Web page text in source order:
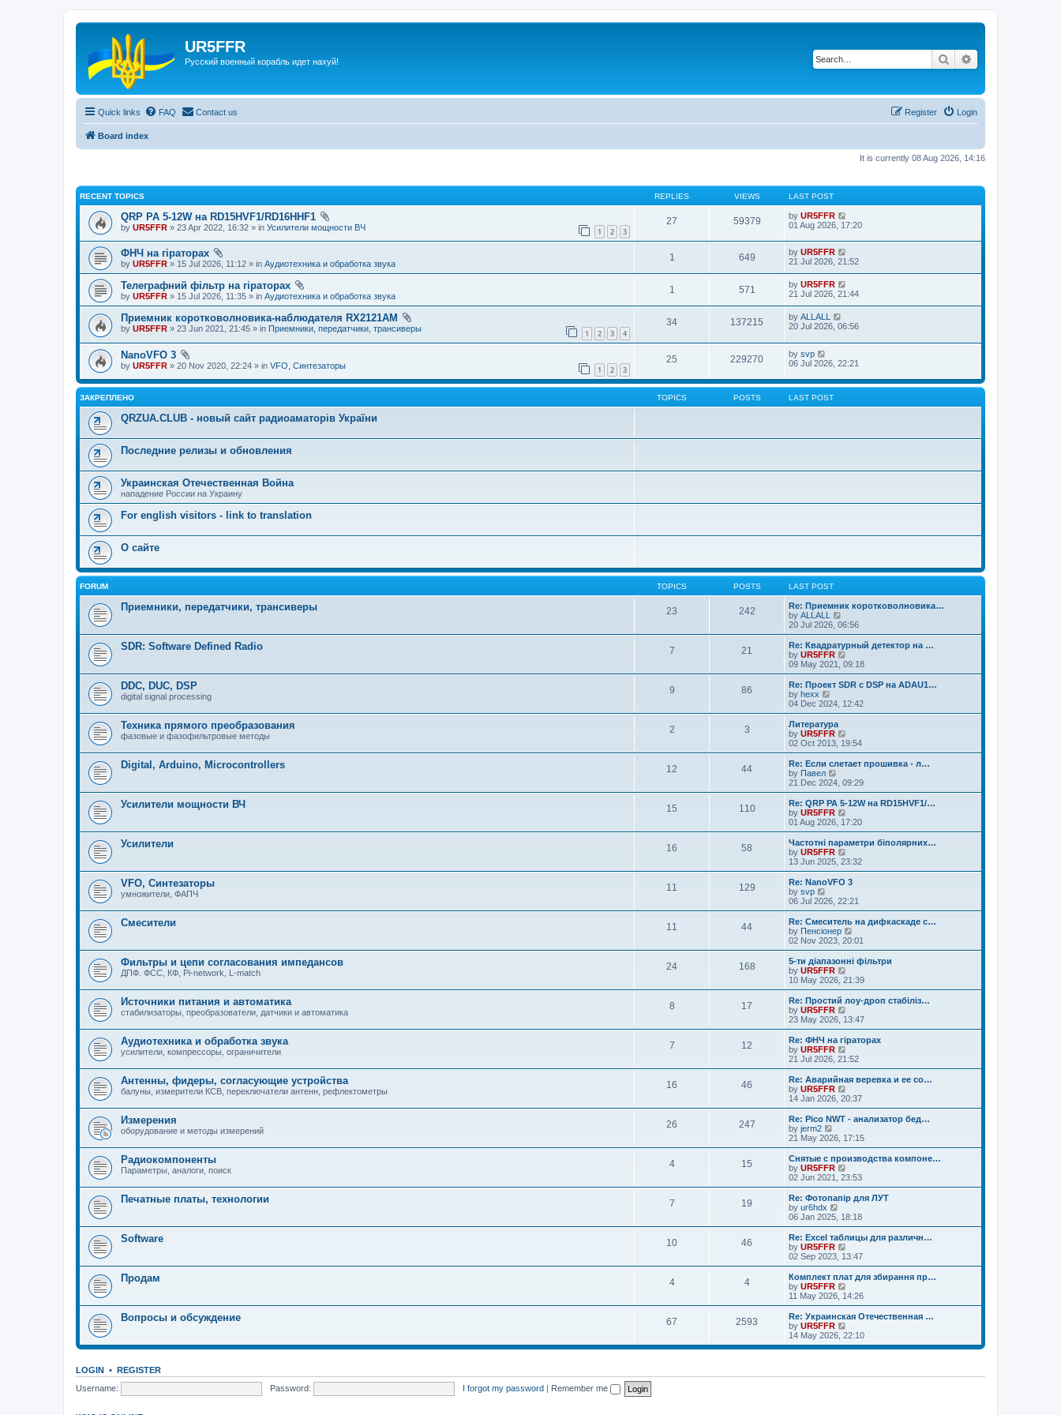
UR5FFR
Русский военный корабль идет нахуй! Search
Quick links FAQ Contact us Login
Register
Board index
It is currently 08 Aug 2026, 14:16
RECENT TOPICS REPLIES VIEWS LAST POST
QRP PA 5-12W на RD15HVF1/RD16HHF1
1 2 3
by UR5FFR » 23 Apr 2022, 16:32 » in Усилители мощности ВЧ
27 59379 by UR5FFR
01 Aug 2026, 17:20
ФНЧ на гіраторах
by UR5FFR » 15 Jul 2026, 11:12 » in Аудиотехника и обработка звука
1 649 by UR5FFR
21 Jul 2026, 21:52
Телеграфний фільтр на гіраторах
by UR5FFR » 15 Jul 2026, 11:35 » in Аудиотехника и обработка звука
1 571 by UR5FFR
21 Jul 2026, 21:44
Приемник коротковолновика-наблюдателя RX2121AM
1 2 3 4
by UR5FFR » 23 Jun 2021, 21:45 » in Приемники, передатчики, трансиверы
34 137215 by ALLALL
20 Jul 2026, 06:56
NanoVFO 3
1 2 3
by UR5FFR » 20 Nov 2020, 22:24 » in VFO, Синтезаторы
25 229270 by svp
06 Jul 2026, 22:21
ЗАКРЕПЛЕНО TOPICS POSTS LAST POST
QRZUA.CLUB - новый сайт радиоаматорів України
Последние релизы и обновления
Украинская Отечественная Война
нападение России на Украину
For english visitors - link to translation
О сайте
FORUM TOPICS POSTS LAST POST
Приемники, передатчики, трансиверы 23 242
Re: Приемник коротковолновика…
by ALLALL
i
e
w
t
h
e
l
a
t
e
t
p
o
s
t
20 Jul 2026, 06:56
SDR: Software Defined Radio 7 21
Re: Квадратурный детектор на …
by UR5FFR
i
e
w
h
e
t
e
t
p
o
s
t
09 May 2021, 09:18
DDC, DUC, DSP
digital signal processing
9 86
Re: Проект SDR с DSP на ADAU1…
by hexx
i
e
w
t
h
e
l
a
t
e
s
t
p
o
s
t
04 Dec 2024, 12:42
Техника прямого преобразования
фазовые и фазофильтровые методы
2 3
Литература
by UR5FFR
i
e
w
h
e
l
a
t
e
t
p
o
s
t
02 Oct 2013, 19:54
Digital, Arduino, Microcontrollers 12 44
Re: Если слетает прошивка - л…
by Павел
i
e
w
t
h
e
l
a
t
e
s
t
p
o
s
t
21 Dec 2024, 09:29
Усилители мощности ВЧ 15 110
Re: QRP PA 5-12W на RD15HVF1/…
by UR5FFR
i
e
w
h
e
l
a
t
e
t
p
o
s
t
01 Aug 2026, 17:20
Усилители 16 58
Частотні параметри біполярних…
by UR5FFR
i
e
w
h
e
l
a
t
e
t
p
o
s
t
13 Jun 2025, 23:32
VFO, Синтезаторы
умножители, ФАПЧ
11 129
Re: NanoVFO 3
by svp
i
e
w
t
h
e
l
a
t
e
t
p
o
s
t
06 Jul 2026, 22:21
Смесители 11 44
Re: Смеситель на дифкаскаде с…
by Пенсіонер
i
e
w
h
e
l
a
t
e
t
p
o
s
t
02 Nov 2023, 20:01
Фильтры и цепи согласования импедансов
ДПФ. ФСС, КФ, Pi-network, L-match
24 168
5-ти діапазонні фільтри
by UR5FFR
i
e
w
h
e
l
a
t
e
t
p
o
s
t
10 May 2026, 21:39
Источники питания и автоматика
стабилизаторы, преобразователи, датчики и автоматика
8 17
Re: Простий лоу-дроп стабіліз…
by UR5FFR
i
e
w
t
h
e
l
a
t
e
t
p
o
s
t
23 May 2026, 13:47
Аудиотехника и обработка звука
усилители, компрессоры, ограничители
7 12
Re: ФНЧ на гіраторах
by UR5FFR
i
e
w
h
e
t
e
t
p
o
t
21 Jul 2026, 21:52
Антенны, фидеры, согласующие устройства
балуны, измерители КСВ, переключатели антенн, рефлектометры
16 46
Re: Аварийная веревка и ее со…
by UR5FFR
i
e
w
h
e
l
a
t
e
t
p
o
t
14 Jan 2026, 20:37
Измерения
оборудование и методы измерений
26 247
Re: Pico NWT - анализатор бед…
by jerm2
i
e
w
t
h
e
l
a
t
e
t
p
o
t
21 May 2026, 17:15
Радиокомпоненты
Параметры, аналоги, поиск
4 15
Снятые с производства компоне…
by UR5FFR
i
e
w
t
h
e
l
a
t
e
t
p
o
t
02 Jun 2021, 23:53
Печатные платы, технологии 7 19
Re: Фотопапір для ЛУТ
by ur6hdx
e
w
t
h
e
l
a
t
e
t
p
o
s
06 Jan 2025, 18:18
Software 10 46
Re: Excel таблицы для различн…
by UR5FFR
i
e
w
h
e
l
a
t
e
s
o
02 Sep 2023, 13:47
Продам 4 4
Комплект плат для збирання пр…
by UR5FFR
i
e
w
h
e
l
11 May 2026, 14:26
Вопросы и обсуждение 67 2593
Re: Украинская Отечественная …
by UR5FFR
i
e
14 May 2026, 22:10
LOGIN •
REGISTER
Username:
Password: I forgot my password Remember me